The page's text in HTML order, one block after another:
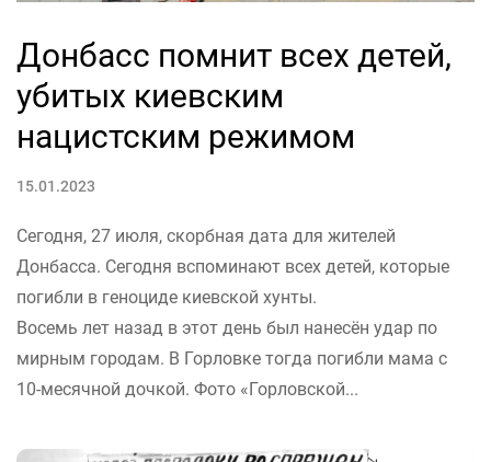
Донбасс помнит всех детей,
убитых киевским
нацистским режимом
15.01.2023
Сегодня, 27 июля, скорбная дата для жителей
Донбасса. Сегодня вспоминают всех детей, которые
погибли в геноциде киевской хунты.
Восемь лет назад в этот день был нанесён удар по
мирным городам. В Горловке тогда погибли мама с
10-месячной дочкой. Фото «Горловской...